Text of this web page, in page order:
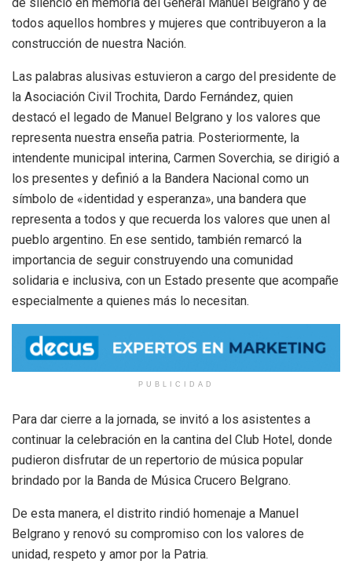
todos aquellos hombres y mujeres que contribuyeron a la
construcción de nuestra Nación.
Las palabras alusivas estuvieron a cargo del presidente de
la Asociación Civil Trochita, Dardo Fernández, quien
destacó el legado de Manuel Belgrano y los valores que
representa nuestra enseña patria. Posteriormente, la
intendente municipal interina, Carmen Soverchia, se dirigió a
los presentes y definió a la Bandera Nacional como un
símbolo de «identidad y esperanza», una bandera que
representa a todos y que recuerda los valores que unen al
pueblo argentino. En ese sentido, también remarcó la
importancia de seguir construyendo una comunidad
solidaria e inclusiva, con un Estado presente que acompañe
especialmente a quienes más lo necesitan.
PUBLICIDAD
Para dar cierre a la jornada, se invitó a los asistentes a
continuar la celebración en la cantina del Club Hotel, donde
pudieron disfrutar de un repertorio de música popular
brindado por la Banda de Música Crucero Belgrano.
De esta manera, el distrito rindió homenaje a Manuel
Belgrano y renovó su compromiso con los valores de
unidad, respeto y amor por la Patria.